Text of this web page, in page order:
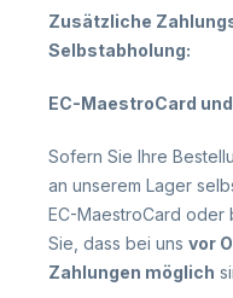
Zusätzliche
Selbstabholung:
EC-MaestroCard
Sofern Sie Ihre
an unserem Lager
EC-MaestroCard oder
Sie, dass bei uns vor
Zahlungen möglich